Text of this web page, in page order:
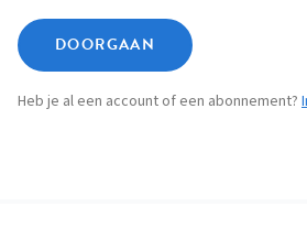
DOORGAAN
Heb je al een account of een abonnement?